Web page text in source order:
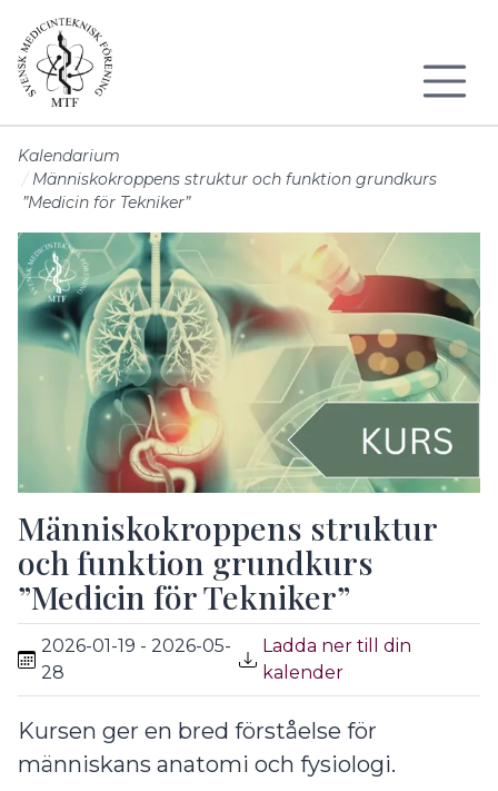
Kalendarium
Människokroppens struktur och funktion grundkurs
”Medicin för Tekniker”
Människokroppens struktur
och funktion grundkurs
”Medicin för Tekniker”
2026-01-19 - 2026-05-
28
Ladda ner till din
kalender
Kursen ger en bred förståelse för
människans anatomi och fysiologi.